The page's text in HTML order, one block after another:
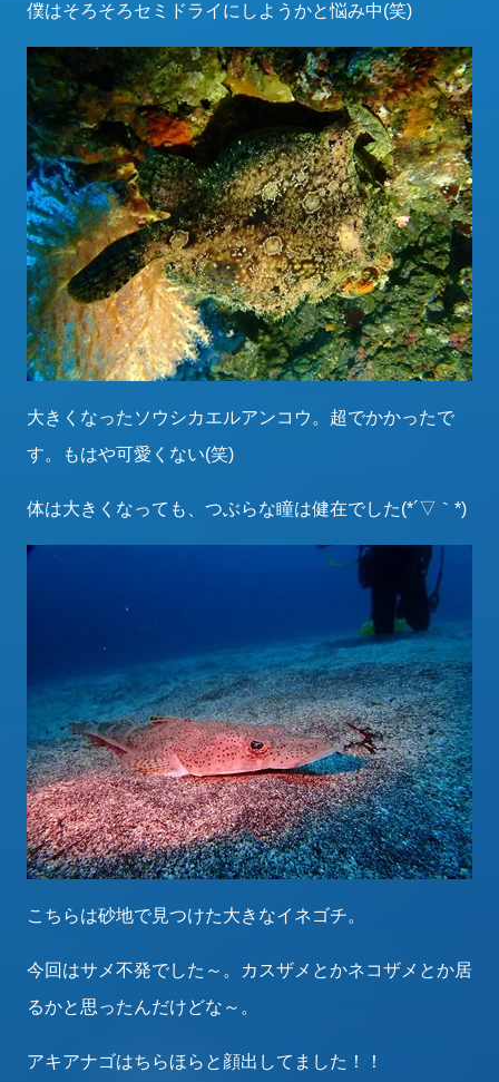
僕はそろそろセミドライにしようかと悩み中(笑)
大きくなったソウシカエルアンコウ。超でかかったで
す。もはや可愛くない(笑)
体は大きくなっても、つぶらな瞳は健在でした(*´▽｀*)
こちらは砂地で見つけた大きなイネゴチ。
今回はサメ不発でした～。カスザメとかネコザメとか居
るかと思ったんだけどな～。
アキアナゴはちらほらと顔出してました！！